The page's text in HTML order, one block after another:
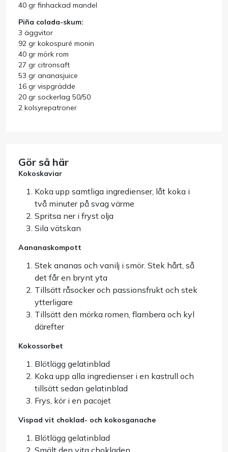
40 gr finhackad mandel
Piña colada-skum:
3 äggvitor
92 gr kokospuré monin
40 gr mörk rom
27 gr citronsaft
53 gr ananasjuice
16 gr vispgrädde
20 gr sockerlag 50/50
2 kolsyrepatroner
Gör så här
Kokoskaviar
Koka upp samtliga ingredienser, låt koka i
två minuter på svag värme
Spritsa ner i fryst olja
Sila vätskan
Aananaskompott
Stek ananas och vanilj i smör. Stek hårt, så
det får en brynt yta
Tillsätt råsocker och passionsfrukt och stek
ytterligare
Tillsätt den mörka romen, flambera och kyl
därefter
Kokossorbet
Blötlägg gelatinblad
Koka upp alla ingredienser i en kastrull och
tillsätt sedan gelatinblad
Frys, kör i en pacojet
Vispad vit choklad- och kokosganache
Blötlägg gelatinblad
Smält den vita chokladen